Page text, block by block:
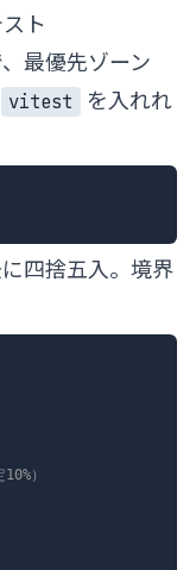
ト
最優先ゾーン
vitest
を入れれ
四捨五入。境界
）